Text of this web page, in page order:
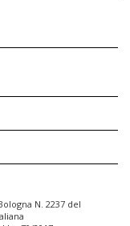
N. 2237 del